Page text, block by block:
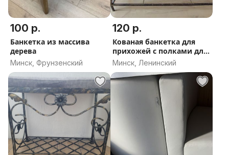
100 р.
Банкетка из массива
дерева
Минск, Фрунзенский
120 р.
Кованая банкетка для
прихожей с полками для
обуви
Минск, Ленинский